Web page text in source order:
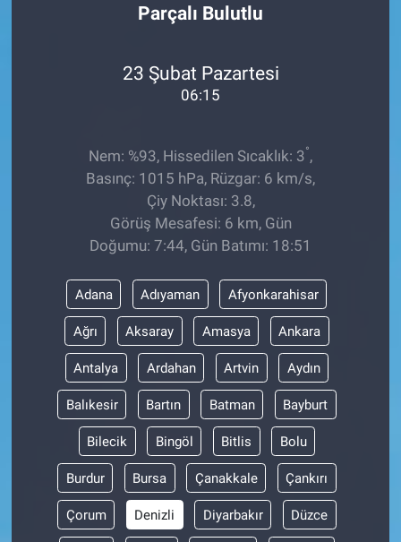
Parçalı Bulutlu
23 Şubat Pazartesi
06:15
Nem: %93, Hissedilen Sıcaklık: 3°,
Basınç: 1015 hPa, Rüzgar: 6 km/s,
Çiy Noktası: 3.8,
Görüş Mesafesi: 6 km, Gün
Doğumu: 7:44, Gün Batımı: 18:51
Adana Adıyaman Afyonkarahisar
Ağrı Aksaray Amasya Ankara
Antalya Ardahan Artvin Aydın
Balıkesir Bartın Batman Bayburt
Bilecik Bingöl Bitlis Bolu
Burdur Bursa Çanakkale Çankırı
Çorum Denizli Diyarbakır Düzce